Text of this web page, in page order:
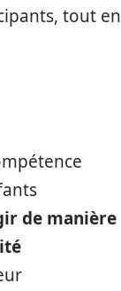
tout en
de manière